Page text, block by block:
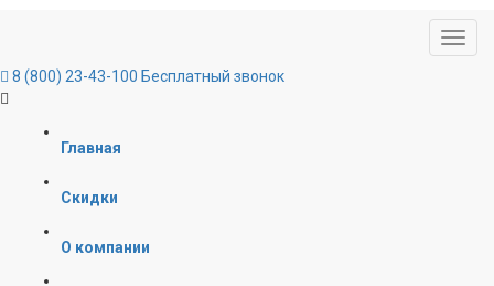
8 (800) 23-43-100 Бесплатный звонок
Главная
Скидки
О компании